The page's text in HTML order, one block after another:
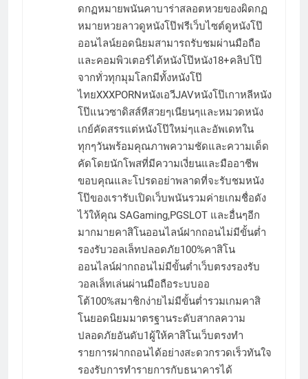
ดกฏหมายพนันคาบาร่าสลอตหวยของผิดกฏ
หมายหวยลาวดูหนังโป๊ฟรีเว็บไซต์ดูหนังโป๊
ออนไลน์ยอดนิยมสามารถรับชมผ่านมือถือ
และคอมพิวเตอร์ได้หนังโป๊หนัง18+คลิปโป๊
จากทั่วทุกมุมโลกมีทั้งหนังโป๊
ไทยXXXPORNหนังเอวีJAVหนังโป๊เกาหลีหนัง
โป๊แนวซาดิสส์หีสวยๆเนียนๆและหมวดหนัง
เกย์คัดสรรแต่หนังโป๊ใหม่ๆและอัพเดทใน
ทุกๆวันพร้อมคุณภาพความชัดและความเด็ด
คัดโดยนักโพสที่มีความเงี่ยนและมืออาชีพ
ขอบคุณและโปรดอย่าพลาดที่จะรับชมหนัง
โป๊ของเรารับเปิดเว็บพนันรวมค่ายเกมชื่อดัง
ไว้ให้คุณ SAGaming,PGSLOT และอื่นๆอีก
มากมายคาสิโนออนไลน์ฝากถอนไม่มีขั้นต่ำ
รองรับวอลเล็ทปลอดภัย100%คาสิโน
ออนไลน์ฝากถอนไม่มีขั้นต่ำเว็บตรงรองรับ
วอลเล็ทเล่นผ่านมือถือระบบออ
โต้100%สมาชิกง่ายไม่มีขั้นต่ำรวมเกมคาสิ
โนยอดนิยมมาตรฐานระดับสากลความ
ปลอดภัยอันดับ1ผู้ให้คาสิโนเว็บตรงทำ
รายการฝากถอนได้อย่างสะดวกรวดเร็วทันใจ
รองรับการทำรายการกับธนาคารได้